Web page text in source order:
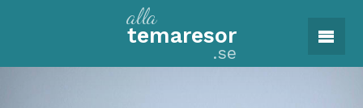
alla
temaresor
.se